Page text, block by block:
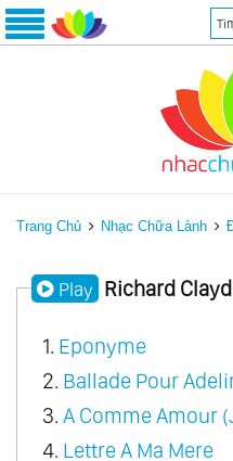
Trang Chủ Nhạc Chữa Lành
Play Richard
1. Eponyme
2. Ballade Pour
3. A Comme Amour
4. Lettre A Ma Mere